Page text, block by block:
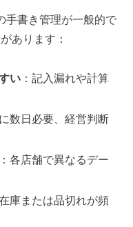
手書き管理が一般的で
あります：
い ：記入漏れや計算
数日必要、経営判断
各店舗で異なるデー
庫または品切れが頻